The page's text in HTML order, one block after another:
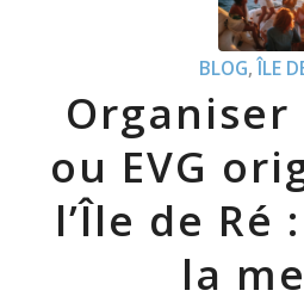
BLOG,ÎLE
Organiser
ou EVG
l’Île de Ré
la